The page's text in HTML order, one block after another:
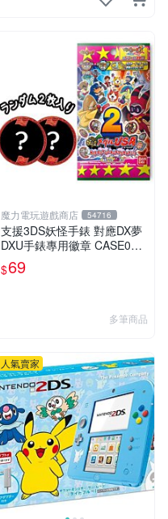
魔力電玩遊戲商店 54716
支援3DS妖怪手錶 對應DX夢
DXU手錶專用徽章 CASE02
美國妖怪徽章 我們美利堅肌
肉強壯男子 單包【板橋魔
$69
多筆商品
人氣賣家